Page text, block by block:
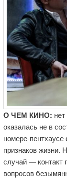
О ЧЕМ КИНО:
оказалась не в
номере-
признаков жизни.
случай — контакт
вопросов